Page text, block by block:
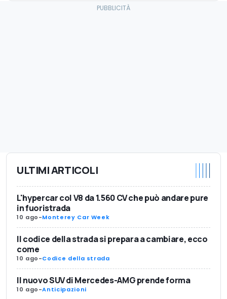
ULTIMI ARTICOLI
L'hypercar col V8 da 1.560 CV che può andare pure
in fuoristrada
10 ago-Monterey Car Week
Il codice della strada si prepara a cambiare, ecco
come
10 ago-Codice della strada
Il nuovo SUV di Mercedes-AMG prende forma
10 ago-Anticipazioni